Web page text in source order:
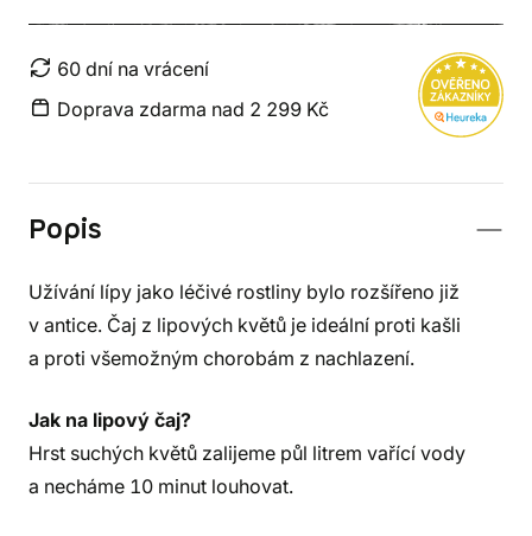
60 dní na vrácení
Doprava zdarma nad 2 299 Kč
Popis
Užívání lípy jako léčivé rostliny bylo rozšířeno již
v antice. Čaj z lipových květů je ideální proti kašli
a proti všemožným chorobám z nachlazení.
Jak na lipový čaj?
Hrst suchých květů zalijeme půl litrem vařící vody
a necháme 10 minut louhovat.